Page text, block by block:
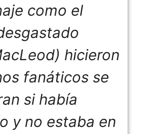
como el
hicieron
fanáticos se
si había
y no estaba en